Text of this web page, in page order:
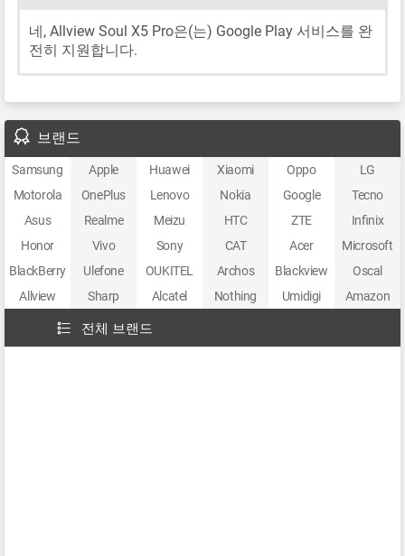
네, Allview Soul X5 Pro은(는) Google Play 서비스를 완
전히 지원합니다.
브랜드
Samsung Apple Huawei Xiaomi Oppo
LG
Motorola
OnePlus Lenovo Nokia Google
Tecno
Asus
Realme Meizu HTC ZTE
Infinix
Honor
Vivo Sony CAT Acer
Microsoft
BlackBerry
Ulefone OUKITEL Archos Blackview
Oscal
Allview
Sharp Alcatel Nothing Umidigi Amazon
전체 브랜드